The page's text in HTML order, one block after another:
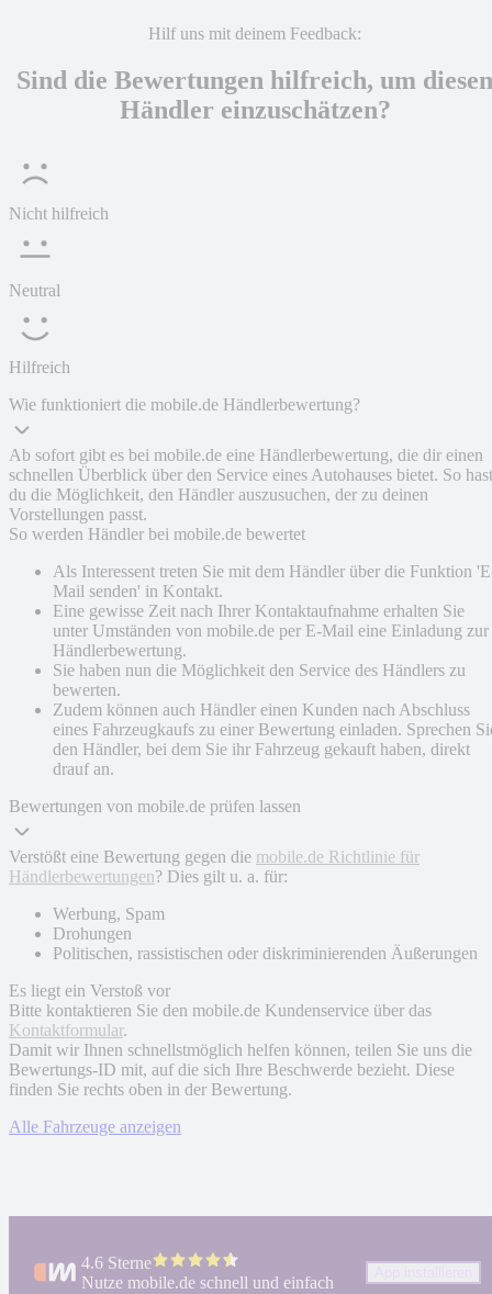
Hilf uns mit deinem Feedback:
Sind die Bewertungen hilfreich, um diesen
Händler einzuschätzen?
Nicht hilfreich
Neutral
Hilfreich
Wie funktioniert die mobile.de Händlerbewertung?
Ab sofort gibt es bei mobile.de eine Händlerbewertung, die dir einen
schnellen Überblick über den Service eines Autohauses bietet. So hast
du die Möglichkeit, den Händler auszusuchen, der zu deinen
Vorstellungen passt.
So werden Händler bei mobile.de bewertet
Als Interessent treten Sie mit dem Händler über die Funktion
Mail senden' in Kontakt.
Eine gewisse Zeit nach Ihrer Kontaktaufnahme erhalten Sie
unter Umständen von mobile.de per E-Mail eine Einladung zur
Händlerbewertung.
Sie haben nun die Möglichkeit den Service des Händlers zu
bewerten.
Zudem können auch Händler einen Kunden nach Abschluss
eines Fahrzeugkaufs zu einer Bewertung einladen. Sprechen
den Händler, bei dem Sie ihr Fahrzeug gekauft haben, direkt
drauf an.
Bewertungen von mobile.de prüfen lassen
Verstößt eine Bewertung gegen die mobile.de Richtlinie für
Händlerbewertungen? Dies gilt u. a. für:
Werbung, Spam
Drohungen
Politischen, rassistischen oder diskriminierenden Äußerungen
Es liegt ein Verstoß vor
Bitte kontaktieren Sie den mobile.de Kundenservice über das
Kontaktformular.
Damit wir Ihnen schnellstmöglich helfen können, teilen Sie uns die
Bewertungs-ID mit, auf die sich Ihre Beschwerde bezieht. Diese
finden Sie rechts oben in der Bewertung.
Alle Fahrzeuge anzeigen
4.6 Sterne
Nutze mobile.de schnell und einfach